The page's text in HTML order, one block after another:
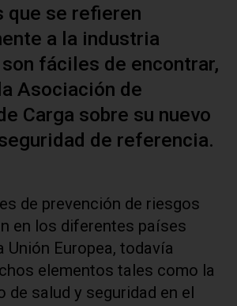
se refieren
a la industria
fáciles de encontrar,
Asociación de
Carga sobre su nuevo
de referencia.
de prevención de riesgos
en los diferentes países
Unión Europea, todavía
elementos tales como la
de salud y seguridad en el